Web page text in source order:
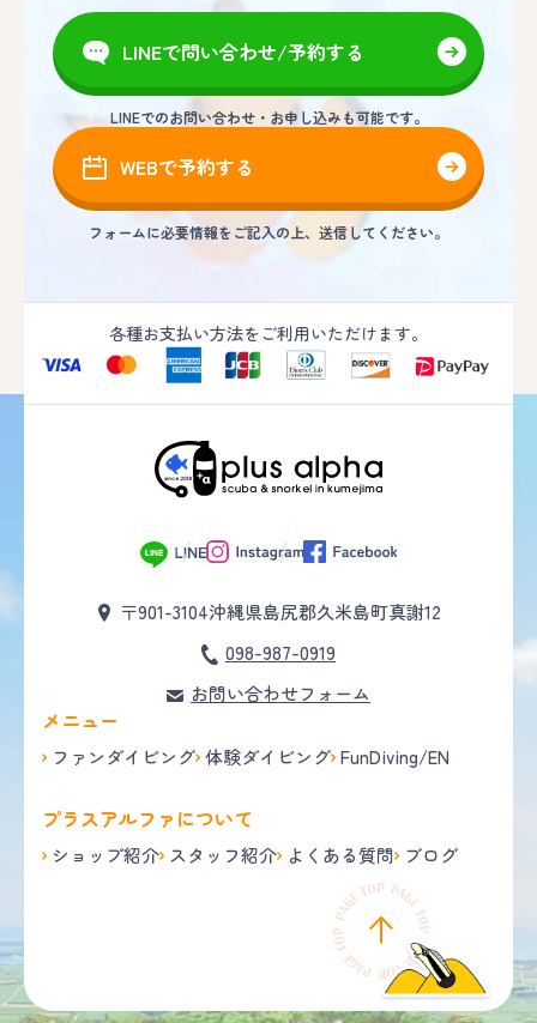
LINEで問い合わせ/予約する
LINEでのお問い合わせ・お申し込みも可能です。
WEBで予約する
フォームに必要情報をご記入の上、送信してください。
各種お支払い方法をご利用いただけます。
〒901-3104沖縄県島尻郡久米島町真謝12
098-987-0919
お問い合わせフォーム
メニュー
ファンダイビング 体験ダイビング FunDiving/EN
プラスアルファについて
ショップ紹介 スタッフ紹介 よくある質問 ブログ